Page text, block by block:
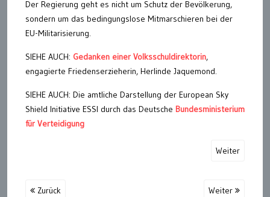
Der Regierung geht es nicht um Schutz der Bevölkerung,
sondern um das bedingungslose Mitmarschieren bei der
EU-Militarisierung.
SIEHE AUCH: Gedanken einer Volksschuldirektorin,
engagierte Friedenserzieherin, Herlinde Jaquemond.
SIEHE AUCH: Die amtliche Darstellung der European Sky
Shield Initiative ESSI durch das Deutsche Bundesministerium
für Verteidigung
Weiter
Zurück Weiter